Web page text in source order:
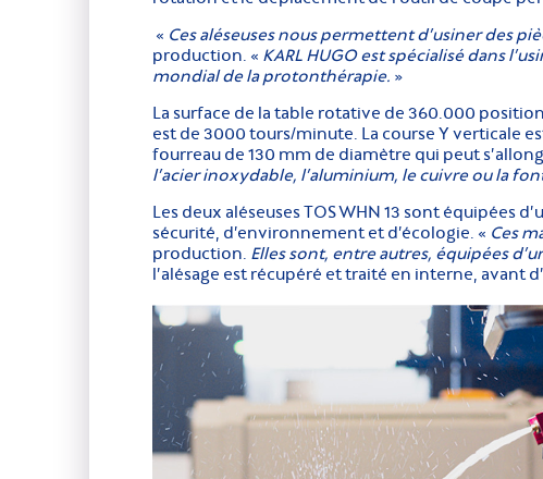
« Ces aléseuses nous permettent d’usiner des
production. « KARL HUGO est spécialisé dans
mondial de la protonthérapie. »
La surface de la table rotative de 360.000
est de 3000 tours/minute. La course Y verticale
fourreau de 130 mm de diamètre qui peut
l’acier inoxydable, l’aluminium, le cuivre ou la
Les deux aléseuses TOS WHN 13 sont équipées
sécurité, d’environnement et d’écologie. « Ces
production. Elles sont, entre autres, équipées
l’alésage est récupéré et traité en interne, avant